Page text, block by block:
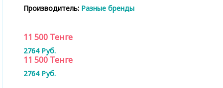
Производитель: Разные бренды
11 500 Тенге
2764 Руб.
11 500 Тенге
2764 Руб.